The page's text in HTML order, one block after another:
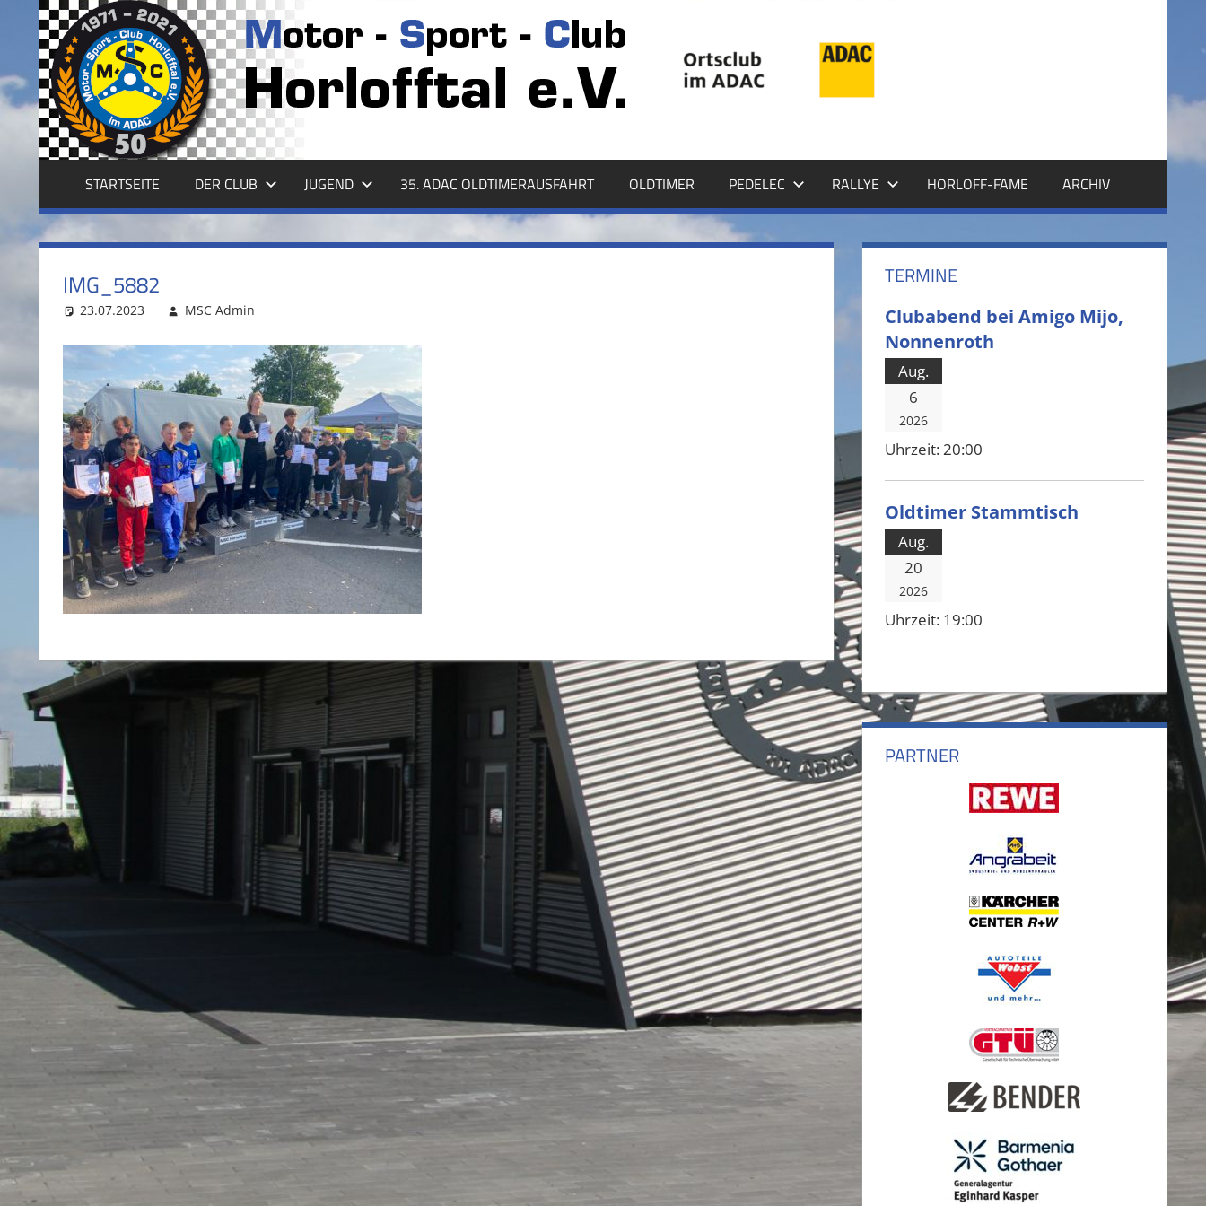
springen MSC
HORLOFFTAL
E.V.
STARTSEITE DER CLUB JUGEND 35. ADAC OLDTIMERAUSFAHRT OLDTIMER PEDELEC RALLYE HORLOFF-FAME ARCHIV
IMG_5882
23.07.2023 MSC Admin
TERMINE
Clubabend bei Amigo Mijo,
Nonnenroth
Aug.
6
2026
Uhrzeit: 20:00
Oldtimer Stammtisch
Aug.
20
2026
Uhrzeit: 19:00
PARTNER